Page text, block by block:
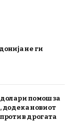
не ги
помош за
додека новиот
дрогата